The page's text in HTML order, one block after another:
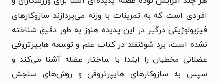
افرادی است که به تمرینات با وزنه می‌­پردازند سازوکارهای
فیزیولوژیکی درگیر در این پدیده هنوز به طور دقیق شناخته
نشده است، برد شوئنفلد در کتاب علم و توسعه هایپرتروفی
عضلانی مخطبان را ابتدا با ساختار عضله آشنا می‌کند و
سپس به سازوکارهای هایپرتروفی و روش­‌های سنجش